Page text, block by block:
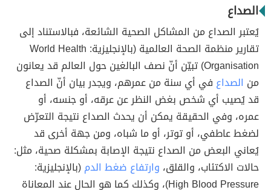
الصداع
يُعتبر الصداع من المشاكل الصحية الشائعة، فبالاستناد إلى
تقارير منظمة الصحة العالمية (بالإنجليزية: World Health
Organisation) تبيّن أنّ نصف البالغين حول العالم قد يعانون
من الصداع في أي سنة من عمرهم، ويجدر بيان أنّ الصداع
قد يُصيب أي شخص بغض النظر عن عرقه، أو جنسه، أو
عمره، وفي الحقيقة يمكن أن يحدث الصداع نتيجة التعرّض
لضغط عاطفي، أو توتر، أو ما شباه، ومن جهة أخرى قد
يُعاني البعض من الصداع نتيجة الإصابة بمشكلة صحية، مثل:
حالات الاكتئاب، والقلق، وارتفاع ضغط الدم(بالإنجليزية:
High Blood Pressure)، وكذلك كما هو الحال عند المعاناة